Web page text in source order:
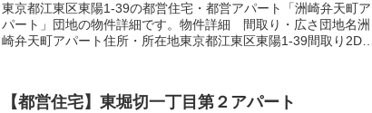
東京都江東区東陽1-39の都営住宅・都営アパート「洲崎弁天町ア
パート」団地の物件詳細です。物件詳細 間取り・広さ団地名洲
崎弁天町アパート住所・所在地東京都江東区東陽1-39間取り2DK
【都営住宅】東堀切一丁目第２アパート